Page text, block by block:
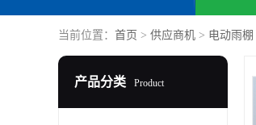
当前位置： 首页 > 供应商机 > 电动雨棚
产品分类 Product